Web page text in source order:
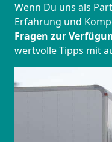
Wenn Du uns als
Erfahrung und
Fragen zur
wertvolle Tipps mit